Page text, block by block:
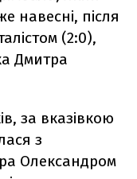
навесні, після
(2:0),
Дмитра
за вказівкою
з
Олександром